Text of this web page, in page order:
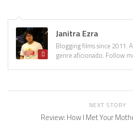
Janitra Ezra
Blogging films since 2011.
genre aficionado. Follow
NEXT STORY
Review: How I Met Your